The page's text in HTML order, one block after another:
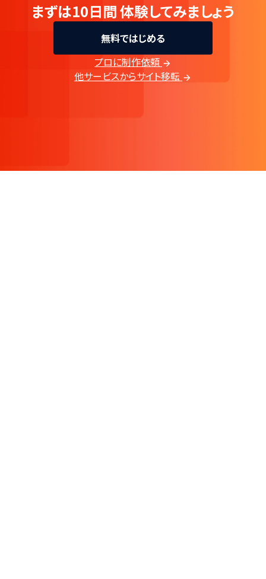
まずは10日間体験してみましょう
無料ではじめる
プロに制作依頼
他サービスからサイト移転